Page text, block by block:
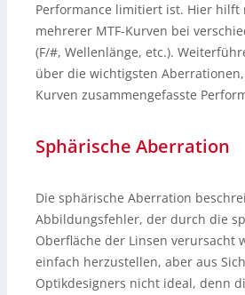
Performance limitiert ist. Hier hilft
mehrerer MTF-Kurven bei
(F/#, Wellenlänge, etc.).
über die wichtigsten
Kurven zusammengefasste
Sphärische Aberration
Die sphärische Aberration
Abbildungsfehler, der durch die
Oberfläche der Linsen verursacht
einfach herzustellen, aber aus
Optikdesigners nicht ideal, denn